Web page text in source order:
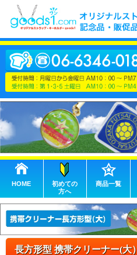
HOME
初めての
方へ
商品一覧
長方形型 携帯クリーナー(大）